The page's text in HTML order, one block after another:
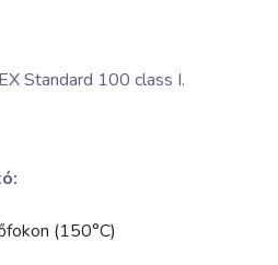
Standard 100 class I.
(150°C)